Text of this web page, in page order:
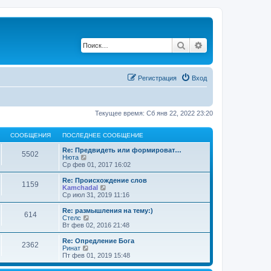
Поиск
Вход
Регистрация
Текущее время: Сб янв 22, 2022 23:20
СООБЩЕНИЯ ПОСЛЕДНЕЕ СООБЩЕНИЕ
5502
Re: Предвидеть или формироват…
Нюта
е
р
е
й
т
п
о
с
е
д
н
е
Ср фев 01, 2017 16:02
1159
Re: Происхождение слов
Kamchadal
е
р
е
т
п
о
с
л
Ср июл 31, 2019 11:16
614
Re: размышления на тему:)
Стелс
е
р
е
й
т
к
Вт фев 02, 2016 21:48
2362
Re: Опредление Бога
Ринат
е
р
е
Пт фев 01, 2019 15:48